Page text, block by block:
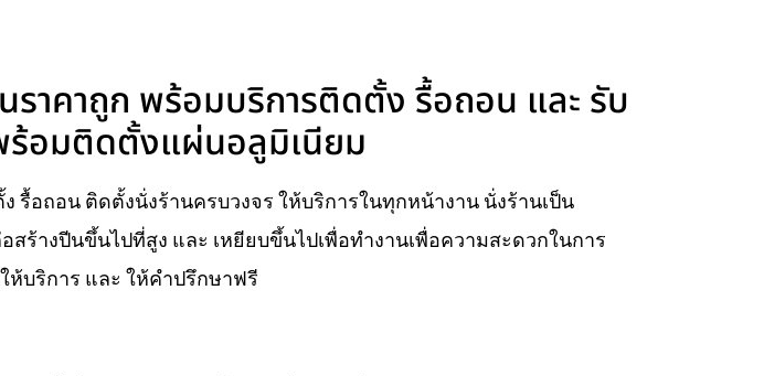
ราคาถูก พร้อมบริการติดตั้ง รื้อถอน และ รับ
ร้อมติดตั้งแผ่นอลูมิเนียม
อถอน ติดตั้งนั่งร้านครบวงจร ให้บริการในทุกหน้างาน นั่งร้านเป็น
ร้างปีนขึ้นไปที่สูง และ เหยียบขึ้นไปเพื่อทำงานเพื่อความสะดวกในการ
บริการ และ ให้คำปรึกษาฟรี